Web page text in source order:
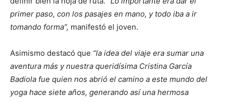
primer paso, con los pasajes en mano, y todo iba a ir
tomando forma”, manifestó el joven.
Asimismo destacó que “la idea del viaje era sumar una
aventura más y nuestra queridísima Cristina García
Badiola fue quien nos abrió el camino a este mundo del
yoga hace siete años, generando así una hermosa